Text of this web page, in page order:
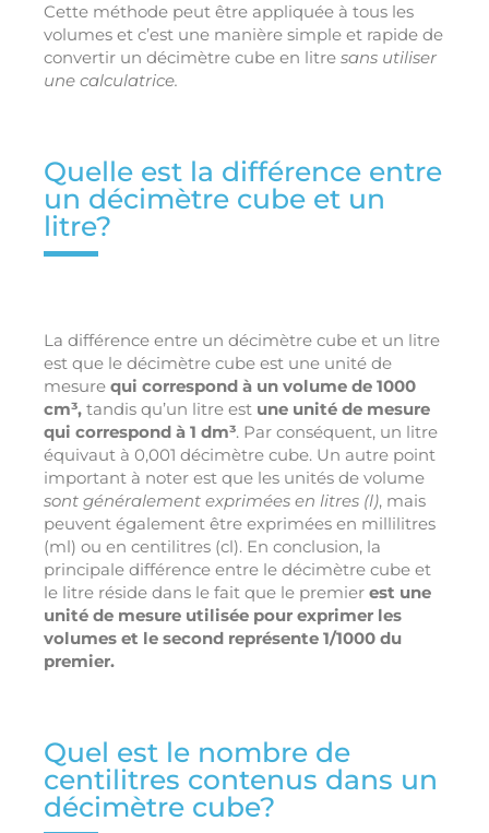
Cette méthode peut être appliquée à tous les
volumes et c’est une manière simple et rapide de
convertir un décimètre cube en litre sans utiliser
une calculatrice.
Quelle est la différence entre
un décimètre cube et un
litre?
La différence entre un décimètre cube et un litre
est que le décimètre cube est une unité de
mesure qui correspond à un volume de 1000
cm³, tandis qu’un litre est une unité de mesure
qui correspond à 1 dm³. Par conséquent, un litre
équivaut à 0,001 décimètre cube. Un autre point
important à noter est que les unités de volume
sont généralement exprimées en litres (l), mais
peuvent également être exprimées en millilitres
(ml) ou en centilitres (cl). En conclusion, la
principale différence entre le décimètre cube et
le litre réside dans le fait que le premier est une
unité de mesure utilisée pour exprimer les
volumes et le second représente 1/1000 du
premier.
Quel est le nombre de
centilitres contenus dans un
décimètre cube?